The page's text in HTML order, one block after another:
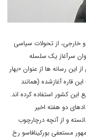
خارجی، از تحولات سیاسی
سرآغاز یک سلسله
رسانه ها از عنوان «بهار
قاره آغازشده (همانند
این کشور استفاده کرده اند.
دو هفته اخیر
و از آنچه درچارچوب
مستعفی بورکینافاسو رخ